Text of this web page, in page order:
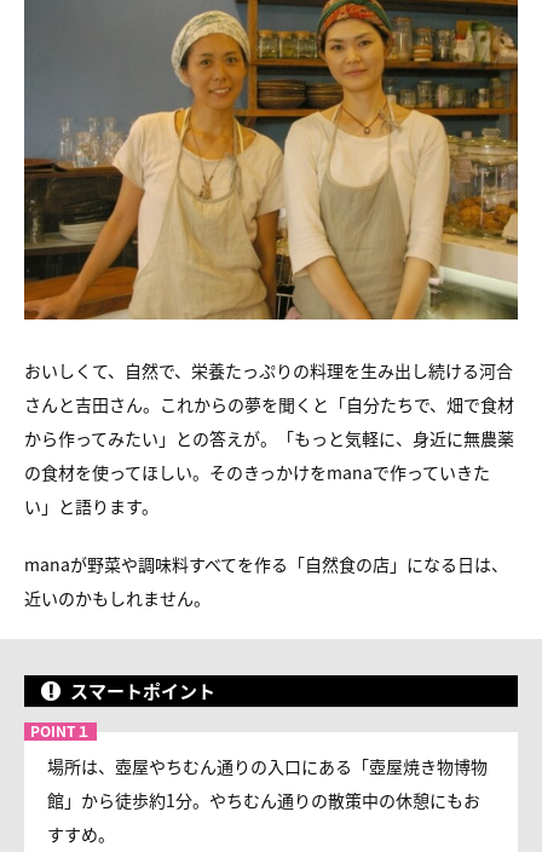
おいしくて、自然で、栄養たっぷりの料理を生み出し続ける河合
さんと吉田さん。これからの夢を聞くと「自分たちで、畑で食材
から作ってみたい」との答えが。「もっと気軽に、身近に無農薬
の食材を使ってほしい。そのきっかけをmanaで作っていきた
い」と語ります。
manaが野菜や調味料すべてを作る「自然食の店」になる日は、
近いのかもしれません。
スマートポイント
場所は、壺屋やちむん通りの入口にある「壺屋焼き物博物
館」から徒歩約1分。やちむん通りの散策中の休憩にもお
すすめ。